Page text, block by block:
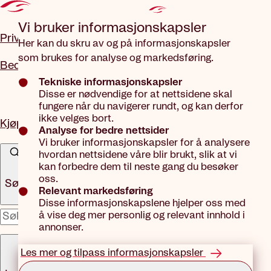
Vi bruker informasjons­kapsler
Her kan du skru av og på informasjonskapsler
som brukes for analyse og markedsføring.
Tekniske informasjonskapsler
Disse er nødvendige for at nettsidene skal
fungere når du navigerer rundt, og kan derfor
ikke velges bort.
Analyse for bedre nettsider
Vi bruker informasjonskapsler for å analysere
hvordan nettsidene våre blir brukt, slik at vi
kan forbedre dem til neste gang du besøker
oss.
Relevant markedsføring
Disse informasjonskapslene hjelper oss med
å vise deg mer personlig og relevant innhold i
annonser.
Les mer og tilpass informasjonskapsler
Privat
Bedrift
Kjøp forsikring
Søk
x
Meny